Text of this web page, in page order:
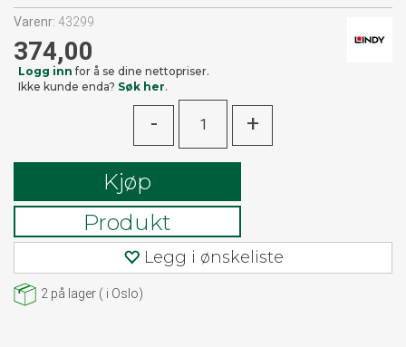
Varenr: 43299
374,00
Logg inn for å se dine nettopriser.
Ikke kunde enda? Søk her.
- +
Kjøp
Produkt
Legg i ønskeliste
2 på lager ( i Oslo)